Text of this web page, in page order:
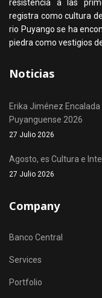
resistencia a las
registra como cultura
rio Puyango se ha
piedra como vestigios
Noticias
Erika Jiménez
Puyanguense 2026
27 Julio 2026
Agosto, es Cultura e
27 Julio 2026
Company
Banco Central
Services
Portfolio